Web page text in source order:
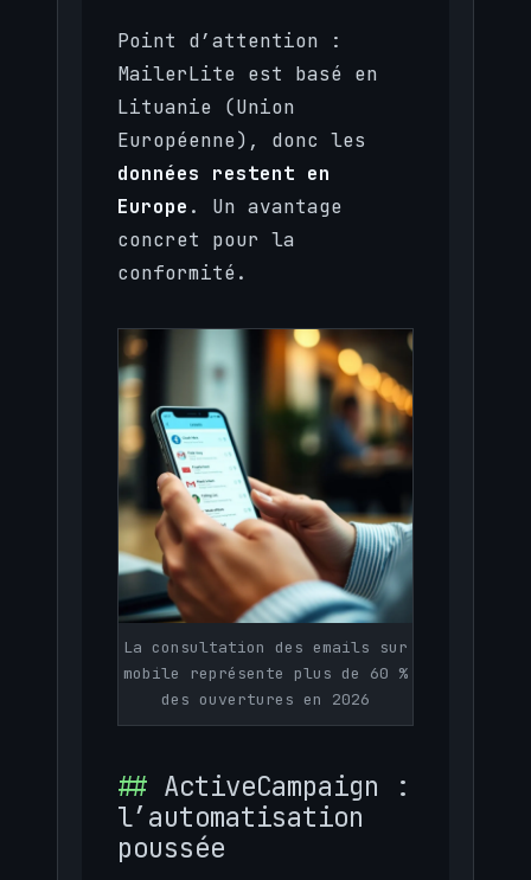
Point d’attention :
MailerLite est basé en
Lituanie (Union
Européenne), donc les
données restent en
Europe . Un avantage
concret pour la
conformité.
La consultation des emails sur
mobile représente plus de 60 %
des ouvertures en 2026
ActiveCampaign :
l’automatisation
poussée